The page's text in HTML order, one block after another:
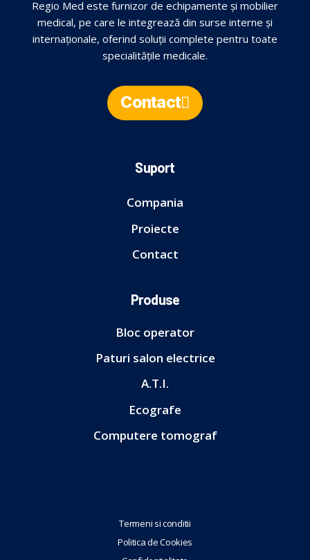
Regio Med este furnizor de echipamente și mobilier
medical, pe care le integrează din surse interne și
internaționale, oferind soluții complete pentru toate
specialitățile medicale.
Contact
Suport
Compania
Proiecte
Contact
Produse
Bloc operator
Paturi salon electrice
A.T.I.
Ecografe
Computere tomograf
Termeni si conditii
Politica de Cookies